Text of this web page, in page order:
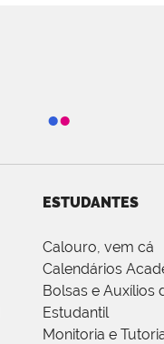
ESTUDANTES
Calouro, vem cá
Calendários
Bolsas e Auxílios
Estudantil
Monitoria e